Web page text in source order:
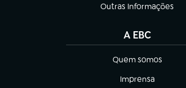
Outras Informações
(abre em nova aba)
A EBC
Quem somos
(abre em nova aba)
Imprensa
(abre em nova aba)